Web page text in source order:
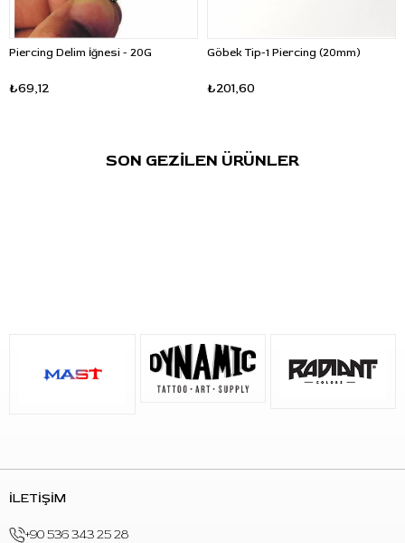
Piercing Delim İğnesi - 20G
₺69,12
Göbek Tip-1 Piercing (20mm)
₺201,60
SON GEZİLEN ÜRÜNLER
İLETİŞİM
+90 536 343 25 28